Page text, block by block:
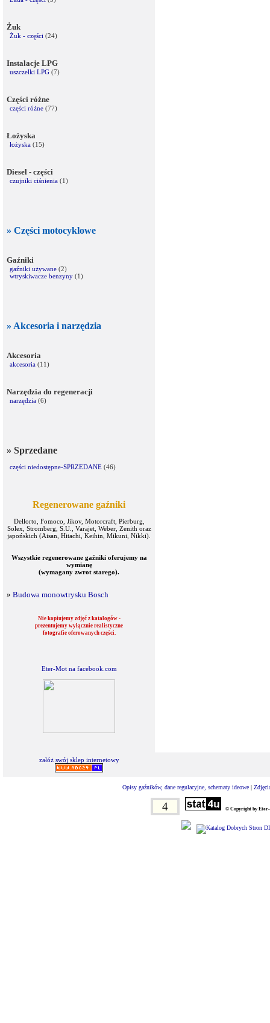
Żuk
Żuk - części (24)
Instalacje LPG
uszczelki LPG (7)
Części różne
części różne (77)
Łożyska
łożyska (15)
Diesel - części
czujniki ciśnienia (1)
» Części motocyklowe
Gaźniki
gaźniki używane (2)
wtryskiwacze benzyny (1)
» Akcesoria i narzędzia
Akcesoria
akcesoria (11)
Narzędzia do regeneracji
narzędzia (6)
» Sprzedane
części niedostępne-SPRZEDANE (46)
Regenerowane gaźniki
Dellorto, Fomoco, Jikov, Motorcraft, Pierburg,
Solex, Stromberg, S.U., Varajet, Weber, Zenith oraz
japońskich (Aisan, Hitachi, Keihin, Mikuni, Nikki).
Wszystkie regenerowane gaźniki oferujemy na
wymianę
(wymagany zwrot starego).
» Budowa monowtrysku Bosch
Nie kopiujemy zdjęć z katalogów -
prezentujemy wyłącznie realistyczne
fotografie oferowanych części.
Eter-Mot na facebook.com
załóż swój sklep internetowy
Opisy gaźników, dane regulacyjne, schematy ideowe |
4 © Copyright by